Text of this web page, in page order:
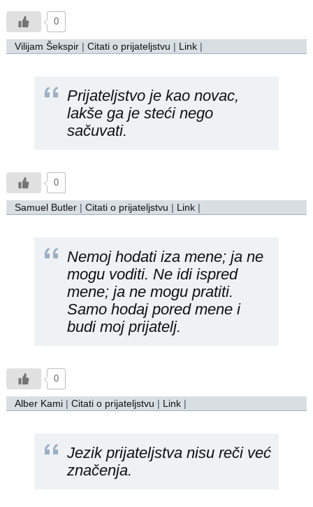
0
Vilijam Šekspir |Citati o prijateljstvu | Link |
Prijateljstvo je kao novac,
lakše ga je steći nego
sačuvati.
0
Samuel Butler |Citati o prijateljstvu | Link |
Nemoj hodati iza mene; ja ne
mogu voditi. Ne idi ispred
mene; ja ne mogu pratiti.
Samo hodaj pored mene i
budi moj prijatelj.
0
Alber Kami |Citati o prijateljstvu | Link |
Jezik prijateljstva nisu reči već
značenja.